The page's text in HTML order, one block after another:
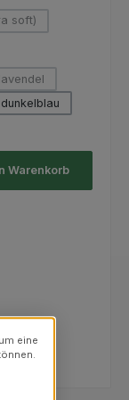
soft)
Option ist zurzeit
nicht verfügbar.)
ist zurzeit nicht
lavendel
(Diese Option ist
dunkelblau
Warenkorb
eine